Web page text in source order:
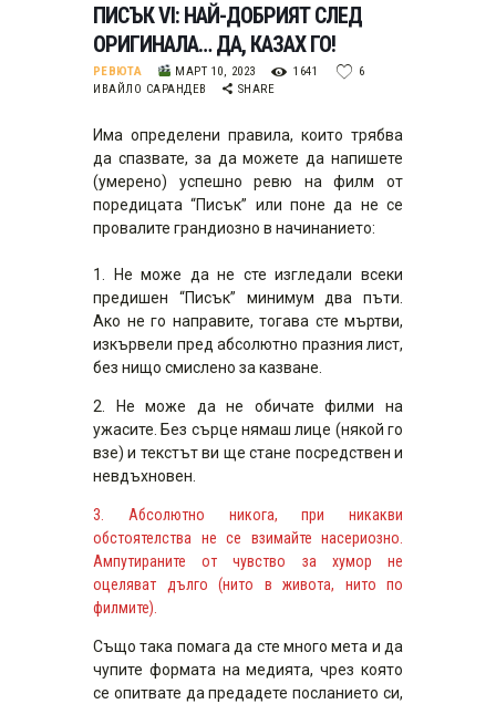
ПИСЪК VI: НАЙ-ДОБРИЯТ СЛЕД
ОРИГИНАЛА… ДА, КАЗАХ ГО!
РЕВЮТА МАРТ 10, 2023 1641
6
ИВАЙЛО САРАНДЕВ
SHARE
Има определени правила, които трябва
да спазвате, за да можете да напишете
(умерено) успешно ревю на филм от
поредицата “Писък” или поне да не се
провалите грандиозно в начинанието:
1. Не може да не сте изгледали всеки
предишен “Писък” минимум два пъти.
Ако не го направите, тогава сте мъртви,
изкървели пред абсолютно празния лист,
без нищо смислено за казване.
2. Не може да не обичате филми на
ужасите. Без сърце нямаш лице (някой го
взе) и текстът ви ще стане посредствен и
невдъхновен.
3. Абсолютно никога, при никакви
обстоятелства не се взимайте насериозно.
Ампутираните от чувство за хумор не
оцеляват дълго (нито в живота, нито по
филмите).
Също така помага да сте много мета и да
чупите формата на медията, чрез която
се опитвате да предадете посланието си,